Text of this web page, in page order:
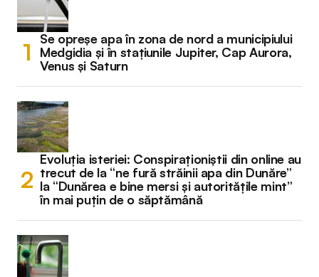
Se opreșe apa în zona de nord a municipiului
Medgidia și în stațiunile Jupiter, Cap Aurora,
Venus și Saturn
Evoluția isteriei: Conspiraționiștii din online au
trecut de la “ne fură străinii apa din Dunăre”
la “Dunărea e bine mersi și autoritățile mint”
în mai puțin de o săptămână